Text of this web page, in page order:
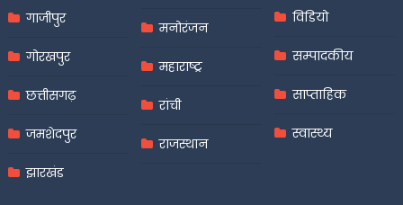
गाजीपुर
गोरखपुर
छत्तीसगढ़
जमशेदपुर
झारखंड
मनोरंजन
महाराष्ट्र
रांची
राजस्थान
विडियो
सम्पादकीय
साप्ताहिक
स्वास्थ्य